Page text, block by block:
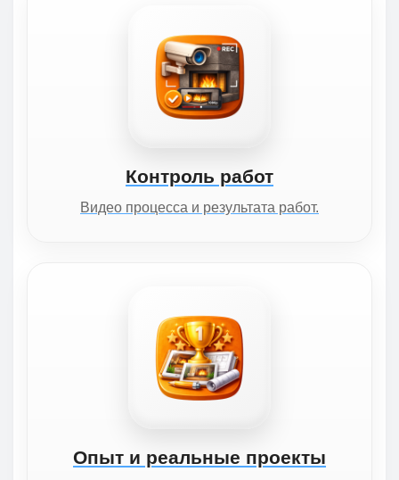
Контроль работ
Видео процесса и результата работ.
Опыт и реальные проекты